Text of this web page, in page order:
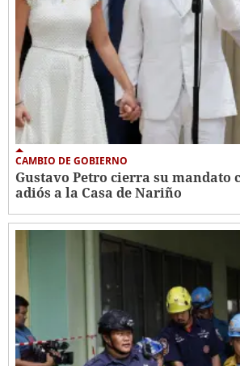
CAMBIO DE GOBIERNO
Gustavo Petro cierra su mandato
adiós a la Casa de Nariño